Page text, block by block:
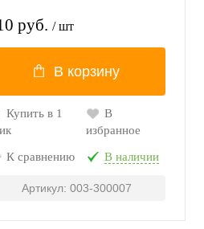
руб. / шт
В корзину
Купить в 1
В
избранное
К сравнению В наличии
Артикул: 003-300007